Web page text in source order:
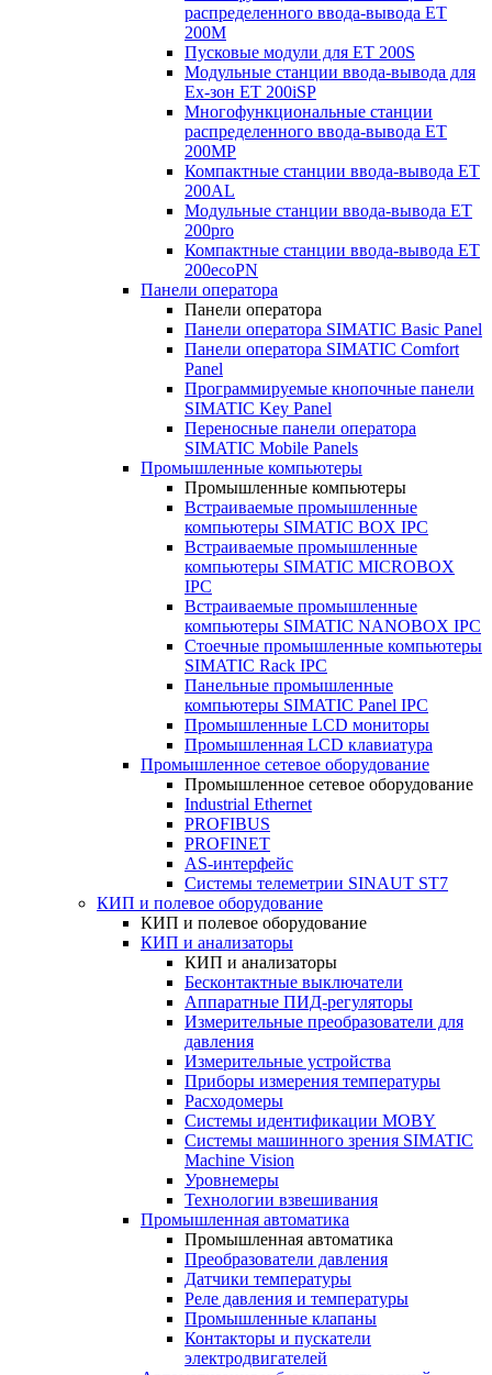
распределенного ввода-вывода ET
200M
Пусковые модули для ET 200S
Модульные станции ввода-вывода для
Ex-зон ET 200iSP
Многофункциональные станции
распределенного ввода-вывода ET
200MP
Компактные станции ввода-вывода ET
200AL
Модульные станции ввода-вывода ET
200pro
Компактные станции ввода-вывода ET
200ecoPN
Панели оператора
Панели оператора
Панели оператора SIMATIC Basic Panel
Панели оператора SIMATIC Comfort
Panel
Программируемые кнопочные панели
SIMATIC Key Panel
Переносные панели оператора
SIMATIC Mobile Panels
Промышленные компьютеры
Промышленные компьютеры
Встраиваемые промышленные
компьютеры SIMATIC BOX IPC
Встраиваемые промышленные
компьютеры SIMATIC MICROBOX
IPC
Встраиваемые промышленные
компьютеры SIMATIC NANOBOX IPC
Стоечные промышленные компьютеры
SIMATIC Rack IPC
Панельные промышленные
компьютеры SIMATIC Panel IPC
Промышленные LCD мониторы
Промышленная LCD клавиатура
Промышленное сетевое оборудование
Промышленное сетевое оборудование
Industrial Ethernet
PROFIBUS
PROFINET
AS-интерфейс
Системы телеметрии SINAUT ST7
КИП и полевое оборудование
КИП и полевое оборудование
КИП и анализаторы
КИП и анализаторы
Бесконтактные выключатели
Аппаратные ПИД-регуляторы
Измерительные преобразователи для
давления
Измерительные устройства
Приборы измерения температуры
Расходомеры
Системы идентификации MOBY
Системы машинного зрения SIMATIC
Machine Vision
Уровнемеры
Технологии взвешивания
Промышленная автоматика
Промышленная автоматика
Преобразователи давления
Датчики температуры
Реле давления и температуры
Промышленные клапаны
Контакторы и пускатели
электродвигателей